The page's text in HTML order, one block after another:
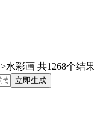
>水彩画 共1268个结
立即生成